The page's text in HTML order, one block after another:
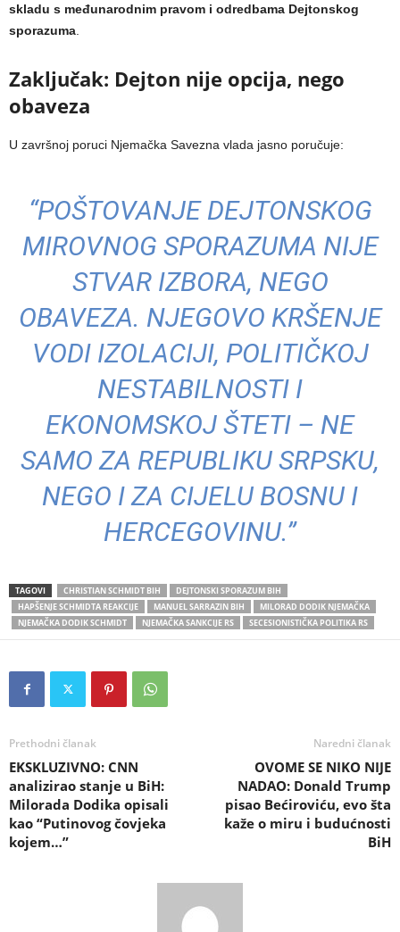
skladu s međunarodnim pravom i odredbama Dejtonskog
sporazuma
Zaključak: Dejton nije opcija, nego
obaveza
U završnoj poruci Njemačka Savezna vlada jasno poručuje:
“POŠTOVANJE DEJTONSKOG
MIROVNOG SPORAZUMA NIJE
STVAR IZBORA, NEGO
OBAVEZA. NJEGOVO KRŠENJE
VODI IZOLACIJI, POLITIČKOJ
NESTABILNOSTI I
EKONOMSKOJ ŠTETI – NE
SAMO ZA REPUBLIKU SRPSKU,
NEGO I ZA CIJELU BOSNU I
HERCEGOVINU.”
TAGOVI CHRISTIAN SCHMIDT BIH
DEJTONSKI SPORAZUM BIH
HAPŠENJE SCHMIDTA REAKCIJE
MANUEL SARRAZIN BIH
MILORAD DODIK NJEMAČKA
NJEMAČKA DODIK SCHMIDT
NJEMAČKA SANKCIJE RS SECESIONISTIČKA POLITIKA RS
Prethodni članak
EKSKLUZIVNO: CNN
analizirao stanje u BiH:
Milorada Dodika opisali
kao “Putinovog čovjeka
kojem…”
Naredni članak
OVOME SE NIKO NIJE
NADAO: Donald Trump
pisao Bećiroviću, evo šta
kaže o miru i budućnosti
BiH